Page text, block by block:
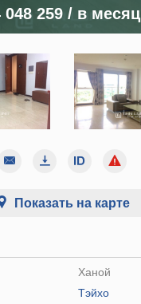
048 259/ в месяц
Показать на карте
Ханой
Тэйхо